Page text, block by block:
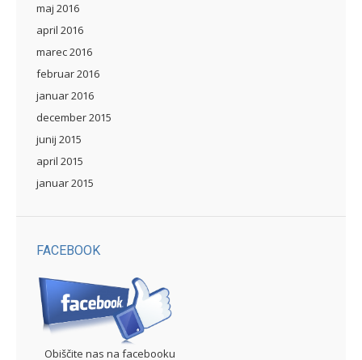
maj 2016
april 2016
marec 2016
februar 2016
januar 2016
december 2015
junij 2015
april 2015
januar 2015
FACEBOOK
Obiščite nas na facebooku